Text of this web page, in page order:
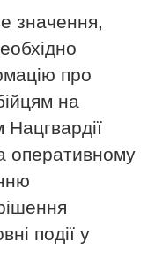
значення,
про
на
оперативному
події у